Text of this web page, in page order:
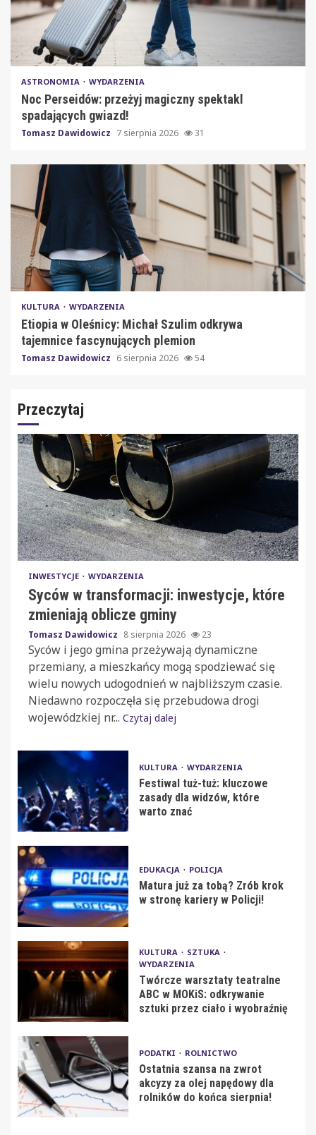
ASTRONOMIA WYDARZENIA
Noc Perseidów: przeżyj magiczny spektakl
spadających gwiazd!
Tomasz Dawidowicz 7 sierpnia 2026 31
KULTURA WYDARZENIA
Etiopia w Oleśnicy: Michał Szulim odkrywa
tajemnice fascynujących plemion
Tomasz Dawidowicz 6 sierpnia 2026 54
Przeczytaj
INWESTYCJE WYDARZENIA
Syców w transformacji: inwestycje, które
zmieniają oblicze gminy
Tomasz Dawidowicz 8 sierpnia 2026 23
Syców i jego gmina przeżywają dynamiczne
przemiany, a mieszkańcy mogą spodziewać się
wielu nowych udogodnień w najbliższym czasie.
Niedawno rozpoczęła się przebudowa drogi
wojewódzkiej nr... Czytaj dalej
KULTURA WYDARZENIA
Festiwal tuż-tuż: kluczowe
zasady dla widzów, które
warto znać
EDUKACJA POLICJA
Matura już za tobą? Zrób krok
w stronę kariery w Policji!
KULTURA
SZTUKA
WYDARZENIA
Twórcze warsztaty teatralne
ABC w MOKiS: odkrywanie
sztuki przez ciało i wyobraźnię
PODATKI ROLNICTWO
Ostatnia szansa na zwrot
akcyzy za olej napędowy dla
rolników do końca sierpnia!